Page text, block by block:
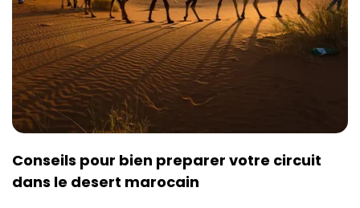
Conseils pour bien preparer votre circuit
dans le desert marocain